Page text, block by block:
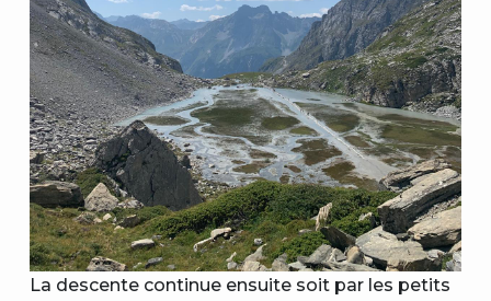
La descente continue ensuite soit par les petits